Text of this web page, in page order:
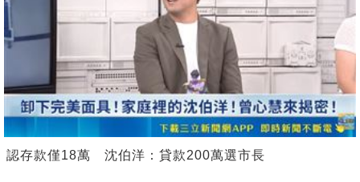
認存款僅18萬 沈伯洋：貸款200萬選市長